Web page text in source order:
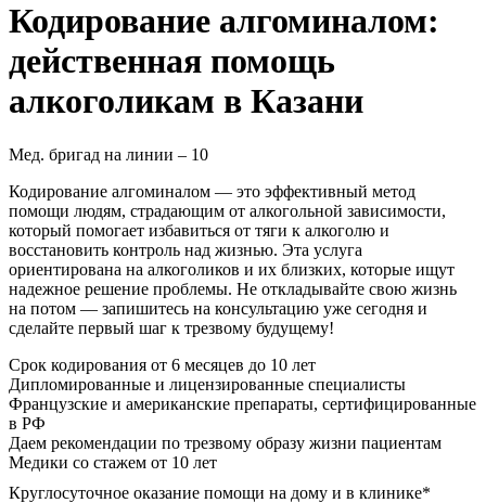
Кодирование алгоминалом:
действенная помощь
алкоголикам в Казани
Мед. бригад на линии – 10
Кодирование алгоминалом — это эффективный метод
помощи людям, страдающим от алкогольной зависимости,
который помогает избавиться от тяги к алкоголю и
восстановить контроль над жизнью. Эта услуга
ориентирована на алкоголиков и их близких, которые ищут
надежное решение проблемы. Не откладывайте свою жизнь
на потом — запишитесь на консультацию уже сегодня и
сделайте первый шаг к трезвому будущему!
Срок кодирования от 6 месяцев до 10 лет
Дипломированные и лицензированные специалисты
Французские и американские препараты, сертифицированные
в РФ
Даем рекомендации по трезвому образу жизни пациентам
Медики со стажем от 10 лет
Круглосуточное оказание помощи на дому и в клинике*